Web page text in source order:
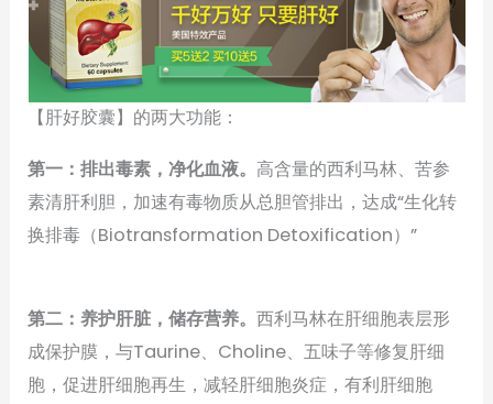
【肝好胶囊】的两大功能：
第一：排出毒素，净化血液。高含量的西利马林、苦参
素清肝利胆，加速有毒物质从总胆管排出，达成“生化转
换排毒（Biotransformation Detoxification）”
第二：养护肝脏，储存营养。西利马林在肝细胞表层形
成保护膜，与Taurine、Choline、五味子等修复肝细
胞，促进肝细胞再生，减轻肝细胞炎症，有利肝细胞